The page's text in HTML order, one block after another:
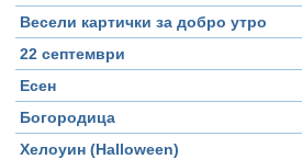
Весели картички за добро утро
22 септември
Есен
Богородица
Хелоуин (Halloween)